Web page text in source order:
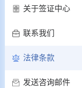
关于签证中心
联系我们
法律条款
发送咨询邮件